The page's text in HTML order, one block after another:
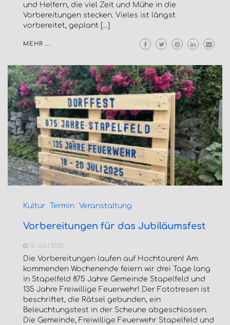
und Helfern, die viel Zeit und Mühe in die
Vorbereitungen stecken. Vieles ist längst
vorbereitet, geplant […]
MEHR ...
Kultur Termin Veranstaltung
Vorbereitungen für das Jubiläumsfest
13. JULI 2025
Die Vorbereitungen laufen auf Hochtouren! Am
kommenden Wochenende feiern wir drei Tage lang
in Stapelfeld 875 Jahre Gemeinde Stapelfeld und
135 Jahre Freiwillige Feuerwehr! Der Fototresen ist
beschriftet, die Rätsel gebunden, ein
Beleuchtungstest in der Scheune abgeschlossen.
Die Gemeinde, Freiwillige Feuerwehr Stapelfeld und